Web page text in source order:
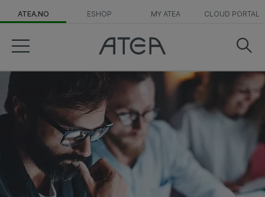
ATEA.NO ESHOP MY ATEA CLOUD PORTAL